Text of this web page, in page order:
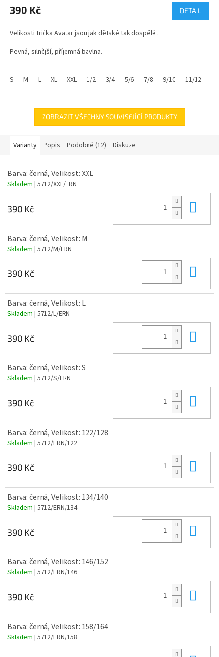
produktu
je
z
hvězdiček.
390 Kč DETAIL
Velikosti trička Avatar jsou jak dětské tak dospělé .
Pevná, silnější, příjemná bavlna.
gramáž trička - 165g
Tričko s čtyřvrstvým průkrčníkem a bočními švy. Zpevněné skryté
S M L XL XXL 1/2 3/4 5/6 7/8 9/10 11/12
ZOBRAZIT VŠECHNY SOUVISEJÍCÍ PRODUKTY
Varianty Popis Podobné (12) Diskuze
Barva: černá, Velikost: XXL
Skladem | 5712/XXL/ERN
390 Kč
Barva: černá, Velikost: M
Skladem | 5712/M/ERN
390 Kč
Barva: černá, Velikost: L
Skladem | 5712/L/ERN
390 Kč
Barva: černá, Velikost: S
Skladem | 5712/S/ERN
390 Kč
Barva: černá, Velikost: 122/128
Skladem | 5712/ERN/122
390 Kč
Barva: černá, Velikost: 134/140
Skladem | 5712/ERN/134
390 Kč
Barva: černá, Velikost: 146/152
Skladem | 5712/ERN/146
390 Kč
Barva: černá, Velikost: 158/164
Skladem | 5712/ERN/158